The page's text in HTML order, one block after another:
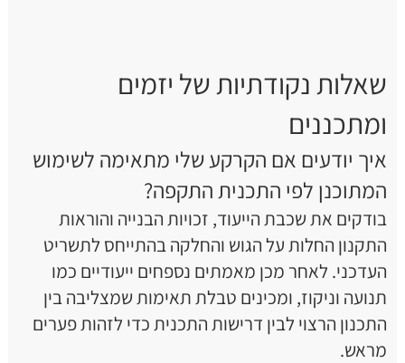
שאלות נקודתיות של יזמים
ומתכננים
איך יודעים אם הקרקע שלי מתאימה לשימוש
המתוכנן לפי התכנית התקפה?
בודקים את שכבת הייעוד, זכויות הבנייה והוראות
התקנון החלות על הגוש והחלקה בהתייחס לתשריט
העדכני. לאחר מכן מאמתים נספחים ייעודיים כמו
תנועה וניקוז, ומכינים טבלת תאימות שמצליבה בין
התכנון הרצוי לבין דרישות התכנית כדי לזהות פערים
מראש.